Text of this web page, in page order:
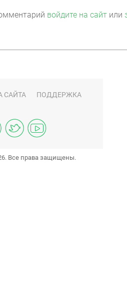
войдите на сайтили
САЙТА ПОДДЕРЖКА
Все права защищены.